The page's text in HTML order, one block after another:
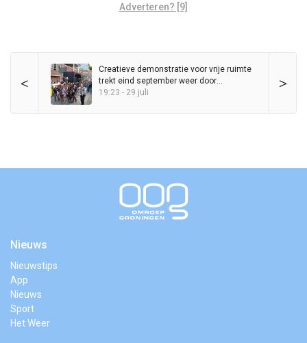
Adverteren? [9]
< >
Creatieve demonstratie voor vrije ruimte
trekt eind september weer door
binnenstad
19:23 - 29 juli
Nieuws
Nieuwstips
App
Nieuws
Sport
Het Weer